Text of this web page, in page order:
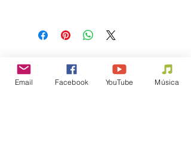
obra protegida por derecho de autor es
ilegal y penada por la ley.
Email Facebook YouTube Música